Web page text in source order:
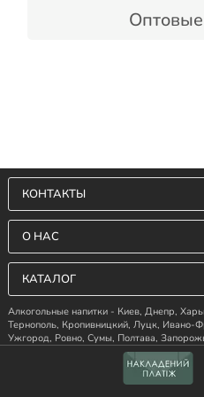
Откройте для себя
ароматных напитков
КОНТАКТЫ
О НАС
КАТАЛОГ
Алкогольные напитки - Киев, Днепр,
Тернополь, Кропивницкий, Луцк, Ивано-
Ужгород, Ровно, Сумы, Полтава,